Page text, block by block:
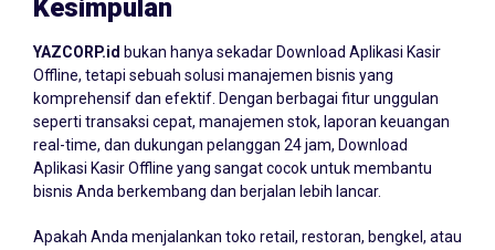
Kesimpulan
YAZCORP.id bukan hanya sekadar Download Aplikasi Kasir
Offline, tetapi sebuah solusi manajemen bisnis yang
komprehensif dan efektif. Dengan berbagai fitur unggulan
seperti transaksi cepat, manajemen stok, laporan keuangan
real-time, dan dukungan pelanggan 24 jam, Download
Aplikasi Kasir Offline yang sangat cocok untuk membantu
bisnis Anda berkembang dan berjalan lebih lancar.
Apakah Anda menjalankan toko retail, restoran, bengkel, atau